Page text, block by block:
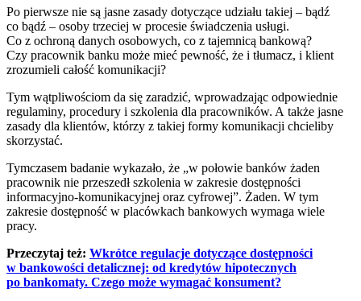
Po pierwsze nie są jasne zasady dotyczące udziału takiej – bądź
co bądź – osoby trzeciej w procesie świadczenia usługi.
Co z ochroną danych osobowych, co z tajemnicą bankową?
Czy pracownik banku może mieć pewność, że i tłumacz, i klient
zrozumieli całość komunikacji?
Tym wątpliwościom da się zaradzić, wprowadzając odpowiednie
regulaminy, procedury i szkolenia dla pracowników. A także jasne
zasady dla klientów, którzy z takiej formy komunikacji chcieliby
skorzystać.
Tymczasem badanie wykazało, że „w połowie banków żaden
pracownik nie przeszedł szkolenia w zakresie dostępności
informacyjno-komunikacyjnej oraz cyfrowej”. Żaden. W tym
zakresie dostępność w placówkach bankowych wymaga wiele
pracy.
Przeczytaj też: Wkrótce regulacje dotyczące dostępności
w bankowości detalicznej: od kredytów hipotecznych
po bankomaty. Czego może wymagać konsument?